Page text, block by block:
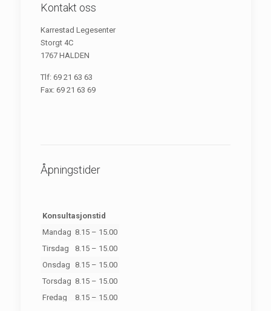
Kontakt oss
Karrestad Legesenter
Storgt 4C
1767 HALDEN
Tlf: 69 21 63 63
Fax: 69 21 63 69
Åpningstider
Konsultasjonstid
Mandag 8.15 – 15.00
Tirsdag
8.15 – 15.00
Onsdag
8.15 – 15.00
Torsdag 8.15 – 15.00
Fredag
8.15 – 15.00